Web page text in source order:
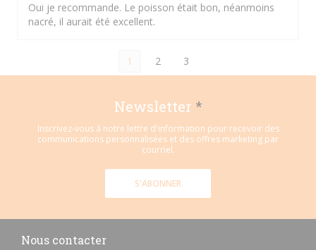
Oui je recommande. Le poisson était bon, néanmoins
nacré, il aurait été excellent.
1 2 3
Newsletter *
Inscrivez-vous à notre lettre d'information pour recevoir des
communications personnalisées et des offres marketing par
courriel.
S'ABONNER
Nous contacter